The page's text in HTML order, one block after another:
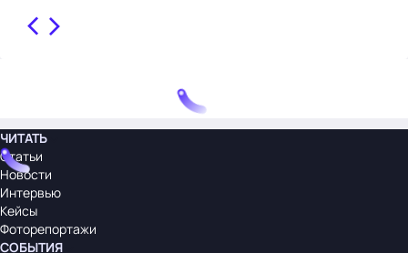
ЧИТАТЬ
Статьи
Новости
Интервью
Кейсы
Фоторепортажи
СОБЫТИЯ